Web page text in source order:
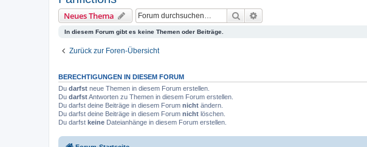
Neues Thema Suche
In diesem Forum gibt es keine Themen oder Beiträge.
Zurück zur Foren-Übersicht
BERECHTIGUNGEN IN DIESEM FORUM
Du darfst neue Themen in diesem Forum erstellen.
Du darfstAntworten zu Themen in diesem Forum erstellen.
Du darfst deine Beiträge in diesem Forum nicht ändern.
Du darfst deine Beiträge in diesem Forum nicht löschen.
Du darfst keine Dateianhänge in diesem Forum erstellen.